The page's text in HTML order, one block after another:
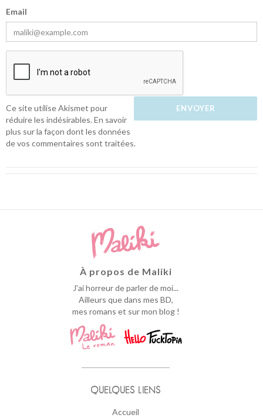
Email
Ce site utilise Akismet pour
réduire les indésirables.En savoir
plus sur la façon dont les données
de vos commentaires sont traitées.
À propos de Maliki
J'ai horreur de parler de moi...
Ailleurs que dans mes BD,
mes romans et sur mon blog !
QUELQUES LIENS
Accueil